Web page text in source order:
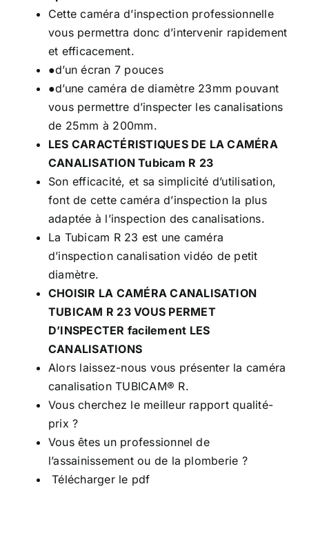
Cette caméra d’inspection professionnelle
vous permettra donc d’intervenir rapidement
et efficacement.
●d’un écran 7 pouces
●d’une caméra de diamètre 23mm pouvant
vous permettre d’inspecter les canalisations
de 25mm à 200mm.
LES CARACTÉRISTIQUES DE LA CAMÉRA
CANALISATION Tubicam R 23
Son efficacité, et sa simplicité d’utilisation,
font de cette caméra d’inspection la plus
adaptée à l’inspection des canalisations.
La Tubicam R 23 est une caméra
d’inspection canalisation vidéo de petit
diamètre.
CHOISIR LA CAMÉRA CANALISATION
TUBICAM R 23 VOUS PERMET
D’INSPECTER facilement LES
CANALISATIONS
Alors laissez-nous vous présenter la caméra
canalisation TUBICAM® R.
Vous cherchez le meilleur rapport qualité-
prix ?
Vous êtes un professionnel de
l’assainissement ou de la plomberie ?
Télécharger le pdf